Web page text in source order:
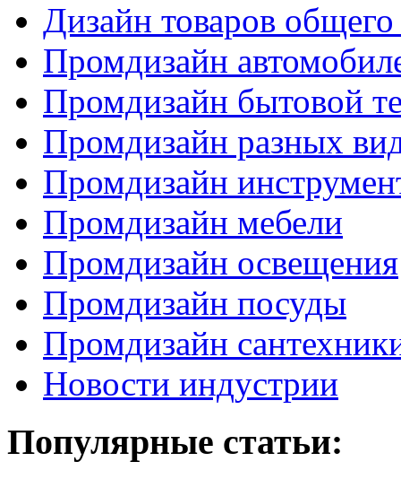
Дизайн товаров общего
Промдизайн
Промдизайн бытовой
Промдизайн разных
Промдизайн
Промдизайн мебели
Промдизайн освещения
Промдизайн посуды
Промдизайн
Новости индустрии
Популярные статьи: